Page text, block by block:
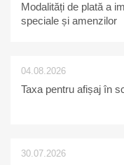
Modalități de plată a
speciale și amenzilor
04.08.2026
Taxa pentru afișaj în
30.07.2026